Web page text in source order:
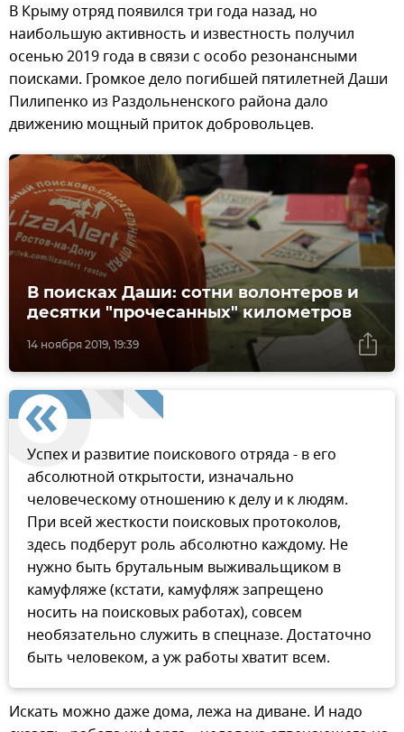
В Крыму отряд появился три года назад, но
наибольшую активность и известность получил
осенью 2019 года в связи с особо резонансными
поисками. Громкое дело погибшей пятилетней Даши
Пилипенко из Раздольненского района дало
движению мощный приток добровольцев.
14 ноября 2019, 19:39
В поисках Даши: сотни волонтеров и
десятки "прочесанных" километров
Успех и развитие поискового отряда - в его
абсолютной открытости, изначально
человеческому отношению к делу и к людям.
При всей жесткости поисковых протоколов,
здесь подберут роль абсолютно каждому. Не
нужно быть брутальным выживальщиком в
камуфляже (кстати, камуфляж запрещено
носить на поисковых работах), совсем
необязательно служить в спецназе. Достаточно
быть человеком, а уж работы хватит всем.
Искать можно даже дома, лежа на диване. И надо